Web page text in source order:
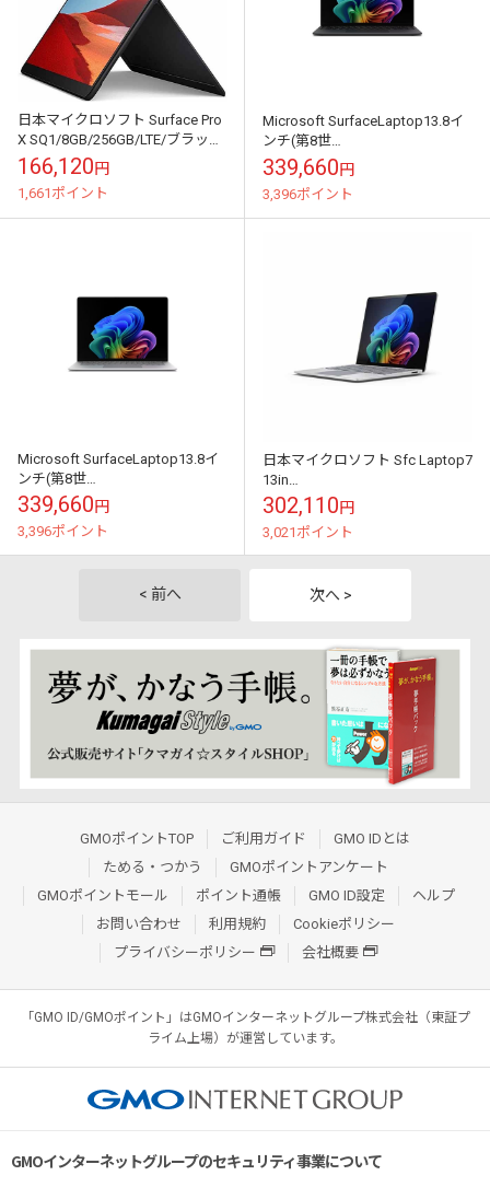
日本マイクロソフト Surface Pro
X SQ1/8GB/256GB/LTE/ブラック
(without Office) ノー...
166,120円
1,661ポイント
Microsoft SurfaceLaptop13.8イ
ンチ(第8世
代)Intel(CoreUltra5/16GB/256GB/
339,660円
3,396ポイント
Microsoft SurfaceLaptop13.8イ
ンチ(第8世
代)Intel(CoreUltra5/16GB/256GB/W...
339,660円
3,396ポイント
日本マイクロソフト Sfc Laptop7
13in
CU7/16GB/256GB/Pt/Win11/Eng
ノートパソコン｜EP...
302,110円
3,021ポイント
< 前へ 次へ >
GMOポイントTOP ご利用ガイド
GMO IDとは
ためる・つかう
GMOポイントアンケート
GMOポイントモール
ポイント通帳 GMO ID設定
ヘルプ
お問い合わせ
利用規約
Cookieポリシー
プライバシーポリシー
会社概要
「GMO ID/GMOポイント」はGMOインターネットグループ株式会社（東証プ
ライム上場）が運営しています。
GMOインターネットグループのセキュリティ事業について